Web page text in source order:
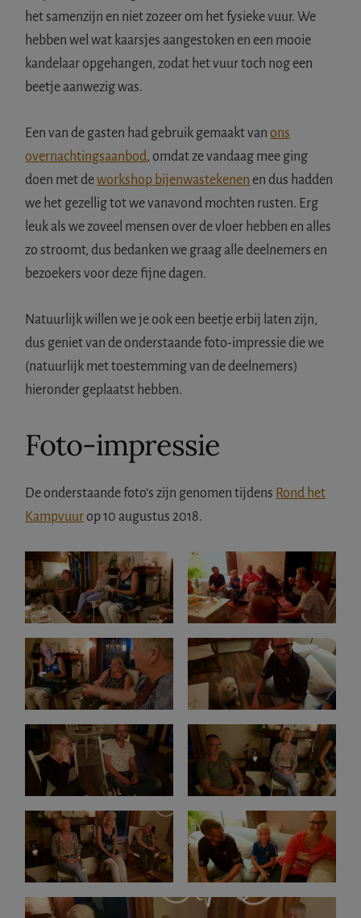
het samenzijn en niet zozeer om het fysieke vuur. We
hebben wel wat kaarsjes aangestoken en een mooie
kandelaar opgehangen, zodat het vuur toch nog een
beetje aanwezig was.
Een van de gasten had gebruik gemaakt vanons
overnachtingsaanbod , omdat ze vandaag mee ging
doen met deworkshop bijenwastekenen en dus hadden
we het gezellig tot we vanavond mochten rusten. Erg
leuk als we zoveel mensen over de vloer hebben en alles
zo stroomt, dus bedanken we graag alle deelnemers en
bezoekers voor deze fijne dagen.
Natuurlijk willen we je ook een beetje erbij laten zijn,
dus geniet van de onderstaande foto-impressie die we
(natuurlijk met toestemming van de deelnemers)
hieronder geplaatst hebben.
Foto-impressie
De onderstaande foto’s zijn genomen tijdens Rond het
Kampvuur op 10 augustus 2018.